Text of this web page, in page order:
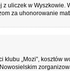
uliczek w Wyszkowie.
za uhonorowanie
klubu „Mozi”,